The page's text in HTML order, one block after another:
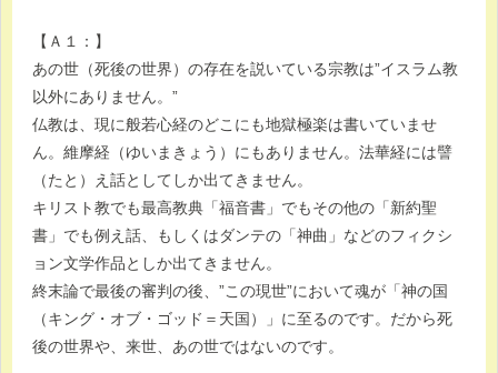
【Ａ１：】
あの世（死後の世界）の存在を説いている宗教は”イスラム教
以外にありません。”
仏教は、現に般若心経のどこにも地獄極楽は書いていませ
ん。維摩経（ゆいまきょう）にもありません。法華経には譬
（たと）え話としてしか出てきません。
キリスト教でも最高教典「福音書」でもその他の「新約聖
書」でも例え話、もしくはダンテの「神曲」などのフィクシ
ョン文学作品としか出てきません。
終末論で最後の審判の後、”この現世”において魂が「神の国
（キング・オブ・ゴッド＝天国）」に至るのです。だから死
後の世界や、来世、あの世ではないのです。